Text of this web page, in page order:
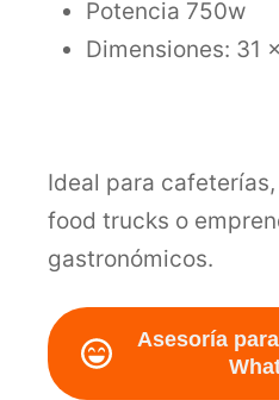
Potencia 750w
Dimensiones: 31
Ideal para
food trucks o
gastronómicos.
Asesoría